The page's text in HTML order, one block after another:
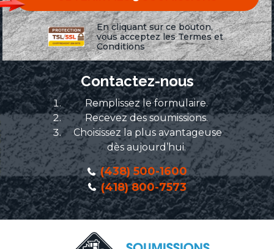
En cliquant sur ce bouton,
vous acceptez lesTermes et
Conditions
Contactez-nous
Remplissez le formulaire.
Recevez des soumissions.
Choisissez la plus avantageuse
dès aujourd’hui.
(438) 500-1600
(418) 800-7573